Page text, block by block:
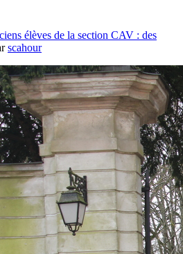
élèves de la section CAV : des
scahour